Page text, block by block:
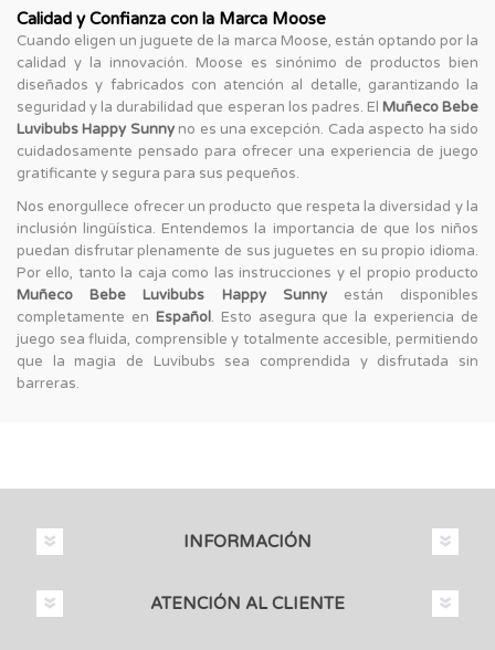
Calidad y Confianza con la Marca Moose
Cuando eligen un juguete de la marca Moose, están optando por la
calidad y la innovación. Moose es sinónimo de productos bien
diseñados y fabricados con atención al detalle, garantizando la
seguridad y la durabilidad que esperan los padres. El Muñeco Bebe
Luvibubs Happy Sunnyno es una excepción. Cada aspecto ha sido
cuidadosamente pensado para ofrecer una experiencia de juego
gratificante y segura para sus pequeños.
Nos enorgullece ofrecer un producto que respeta la diversidad y la
inclusión lingüística. Entendemos la importancia de que los niños
puedan disfrutar plenamente de sus juguetes en su propio idioma.
Por ello, tanto la caja como las instrucciones y el propio producto
Muñeco Bebe Luvibubs Happy Sunnyestán disponibles
completamente en Español. Esto asegura que la experiencia de
juego sea fluida, comprensible y totalmente accesible, permitiendo
que la magia de Luvibubs sea comprendida y disfrutada sin
barreras.
INFORMACIÓN
ATENCIÓN AL CLIENTE